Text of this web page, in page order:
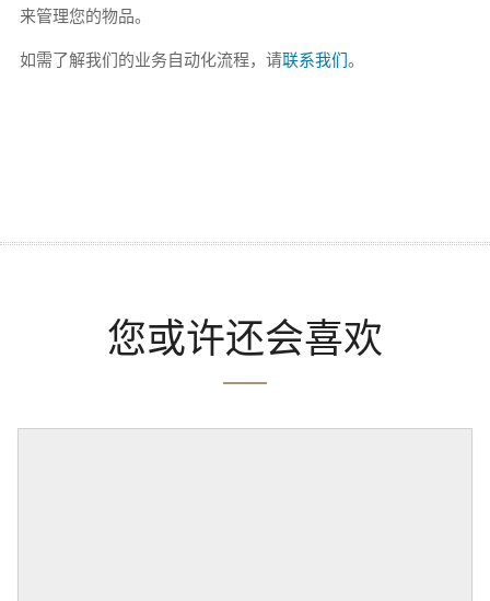
来管理您的物品。
如需了解我们的业务自动化流程，请联系我们。
您或许还会喜欢